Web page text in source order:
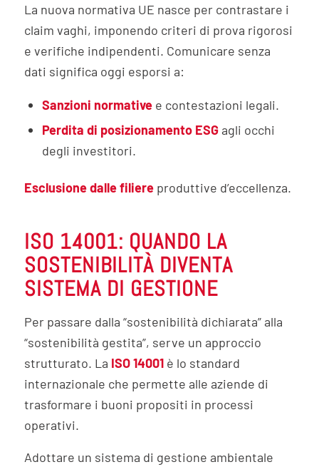
La nuova normativa UE nasce per contrastare i
claim vaghi, imponendo criteri di prova rigorosi
e verifiche indipendenti. Comunicare senza
dati significa oggi esporsi a:
Sanzioni normativee contestazioni legali.
Perdita di posizionamento ESGagli occhi
degli investitori.
Esclusione dalle filiereproduttive d’eccellenza.
ISO 14001: QUANDO LA
SOSTENIBILITÀ DIVENTA
SISTEMA DI GESTIONE
Per passare dalla “sostenibilità dichiarata” alla
“sostenibilità gestita”, serve un approccio
strutturato. La ISO 14001è lo standard
internazionale che permette alle aziende di
trasformare i buoni propositi in processi
operativi.
Adottare un sistema di gestione ambientale